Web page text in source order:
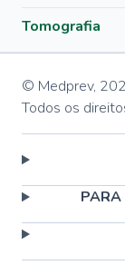
Tomografia
© Medprev,
Todos os
PARA